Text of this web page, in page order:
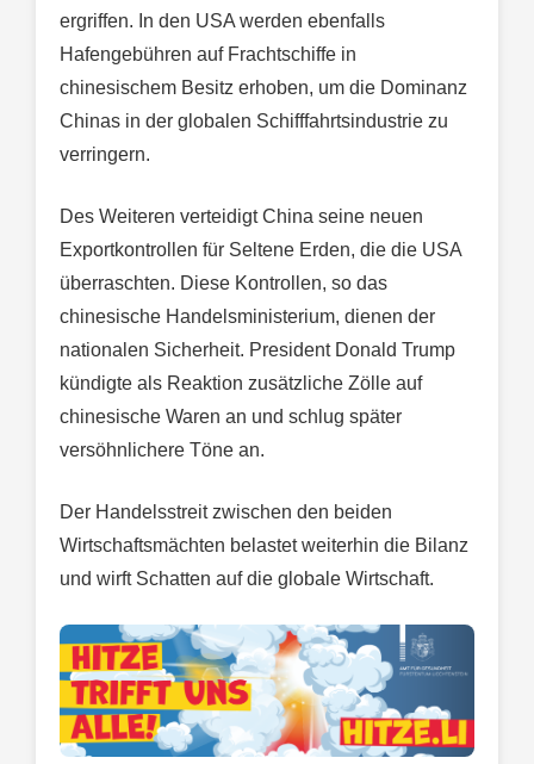
ergriffen. In den USA werden ebenfalls
Hafengebühren auf Frachtschiffe in
chinesischem Besitz erhoben, um die Dominanz
Chinas in der globalen Schifffahrtsindustrie zu
verringern.
Des Weiteren verteidigt China seine neuen
Exportkontrollen für Seltene Erden, die die USA
überraschten. Diese Kontrollen, so das
chinesische Handelsministerium, dienen der
nationalen Sicherheit. President Donald Trump
kündigte als Reaktion zusätzliche Zölle auf
chinesische Waren an und schlug später
versöhnlichere Töne an.
Der Handelsstreit zwischen den beiden
Wirtschaftsmächten belastet weiterhin die Bilanz
und wirft Schatten auf die globale Wirtschaft.